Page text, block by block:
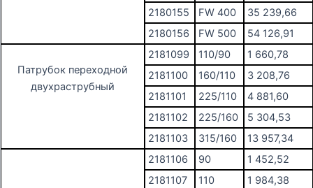
2180155
FW 400
35 239,66
2180156
FW 500 54 126,91
Патрубок переходной
двухраструбный
2181099 110/90
1 660,78
2181100
160/110
3 208,76
2181101
225/110
4 881,60
2181102
225/160
5 304,53
2181103
315/160 13 957,34
2181106 90
1 452,52
2181107
110
1 984,38